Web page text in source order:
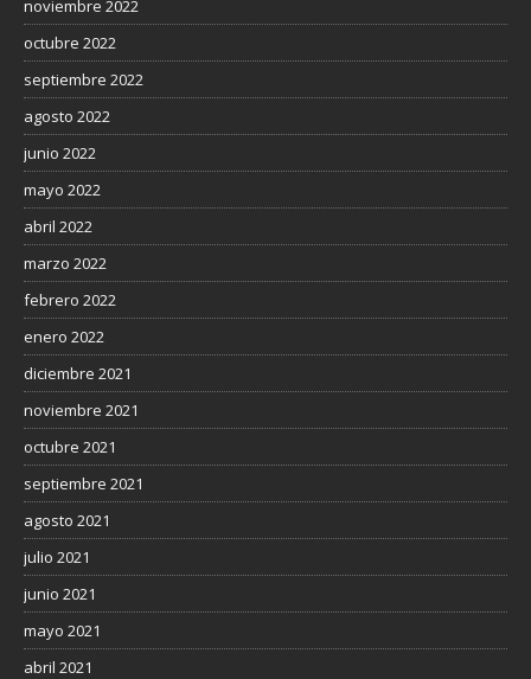
noviembre 2022
octubre 2022
septiembre 2022
agosto 2022
junio 2022
mayo 2022
abril 2022
marzo 2022
febrero 2022
enero 2022
diciembre 2021
noviembre 2021
octubre 2021
septiembre 2021
agosto 2021
julio 2021
junio 2021
mayo 2021
abril 2021